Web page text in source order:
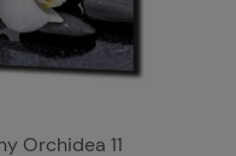
Orchidea 11